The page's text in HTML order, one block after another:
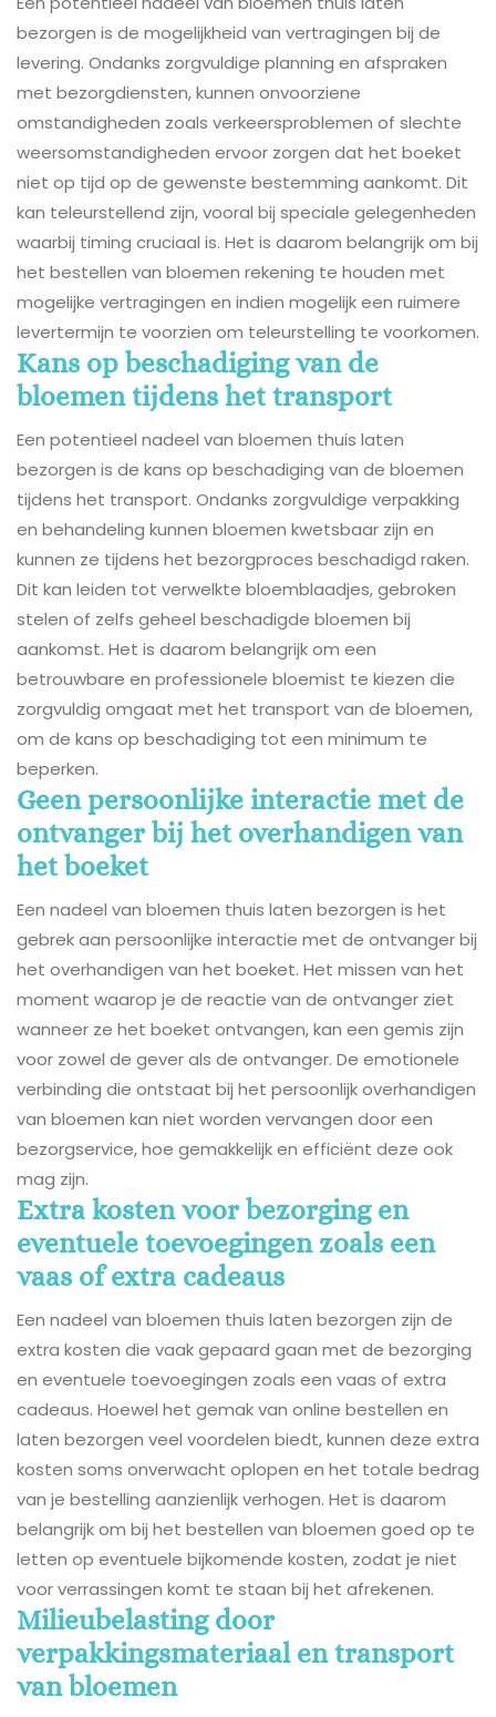
bezorgen is de mogelijkheid van vertragingen bij de
levering. Ondanks zorgvuldige planning en afspraken
met bezorgdiensten, kunnen onvoorziene
omstandigheden zoals verkeersproblemen of slechte
weersomstandigheden ervoor zorgen dat het boeket
niet op tijd op de gewenste bestemming aankomt. Dit
kan teleurstellend zijn, vooral bij speciale gelegenheden
waarbij timing cruciaal is. Het is daarom belangrijk om bij
het bestellen van bloemen rekening te houden met
mogelijke vertragingen en indien mogelijk een ruimere
levertermijn te voorzien om teleurstelling te voorkomen.
Kans op beschadiging van de
bloemen tijdens het transport
Een potentieel nadeel van bloemen thuis laten
bezorgen is de kans op beschadiging van de bloemen
tijdens het transport. Ondanks zorgvuldige verpakking
en behandeling kunnen bloemen kwetsbaar zijn en
kunnen ze tijdens het bezorgproces beschadigd raken.
Dit kan leiden tot verwelkte bloemblaadjes, gebroken
stelen of zelfs geheel beschadigde bloemen bij
aankomst. Het is daarom belangrijk om een
betrouwbare en professionele bloemist te kiezen die
zorgvuldig omgaat met het transport van de bloemen,
om de kans op beschadiging tot een minimum te
beperken.
Geen persoonlijke interactie met de
ontvanger bij het overhandigen van
het boeket
Een nadeel van bloemen thuis laten bezorgen is het
gebrek aan persoonlijke interactie met de ontvanger bij
het overhandigen van het boeket. Het missen van het
moment waarop je de reactie van de ontvanger ziet
wanneer ze het boeket ontvangen, kan een gemis zijn
voor zowel de gever als de ontvanger. De emotionele
verbinding die ontstaat bij het persoonlijk overhandigen
van bloemen kan niet worden vervangen door een
bezorgservice, hoe gemakkelijk en efficiënt deze ook
mag zijn.
Extra kosten voor bezorging en
eventuele toevoegingen zoals een
vaas of extra cadeaus
Een nadeel van bloemen thuis laten bezorgen zijn de
extra kosten die vaak gepaard gaan met de bezorging
en eventuele toevoegingen zoals een vaas of extra
cadeaus. Hoewel het gemak van online bestellen en
laten bezorgen veel voordelen biedt, kunnen deze extra
kosten soms onverwacht oplopen en het totale bedrag
van je bestelling aanzienlijk verhogen. Het is daarom
belangrijk om bij het bestellen van bloemen goed op te
letten op eventuele bijkomende kosten, zodat je niet
voor verrassingen komt te staan bij het afrekenen.
Milieubelasting door
verpakkingsmateriaal en transport
van bloemen